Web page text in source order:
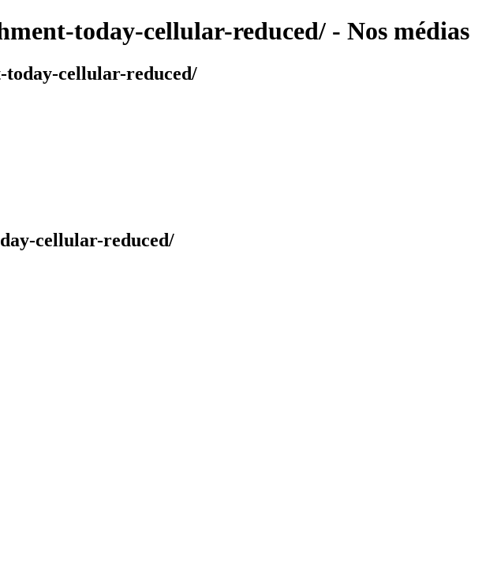
today-cellular-reduced/ - Nos médias
today-cellular-reduced/
cellular-reduced/